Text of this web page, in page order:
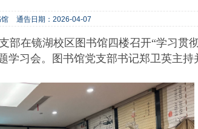
通告日期：2026-04-07
部在镜湖校区图书馆四楼召开“学习贯
学习会。图书馆党支部书记郑卫英主持